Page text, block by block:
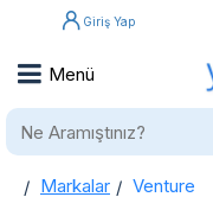
Giriş Yap
Ne
Markalar
Venture